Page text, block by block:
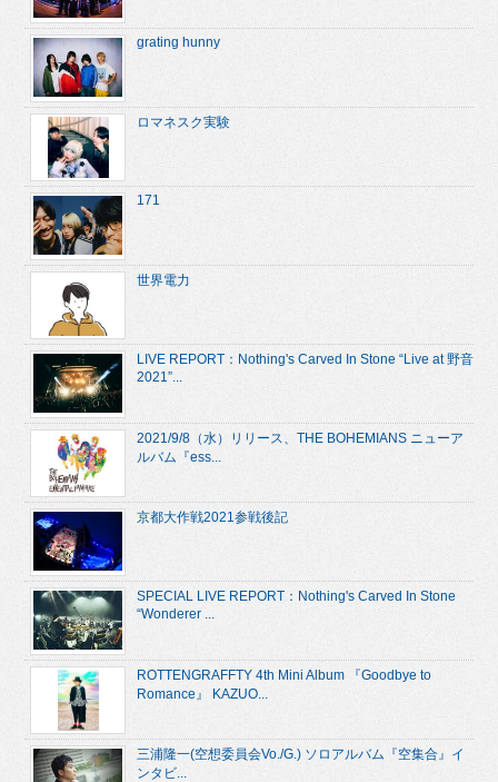
grating hunny
ロマネスク実験
171
世界電力
LIVE REPORT：Nothing's Carved In Stone “Live at 野音
2021”...
2021/9/8（水）リリース、THE BOHEMIANS ニューア
ルバム『ess...
京都大作戦2021参戦後記
SPECIAL LIVE REPORT：Nothing's Carved In Stone
“Wonderer ...
ROTTENGRAFFTY 4th Mini Album 『Goodbye to
Romance』 KAZUO...
三浦隆一(空想委員会Vo./G.) ソロアルバム『空集合』イ
ンタビ...